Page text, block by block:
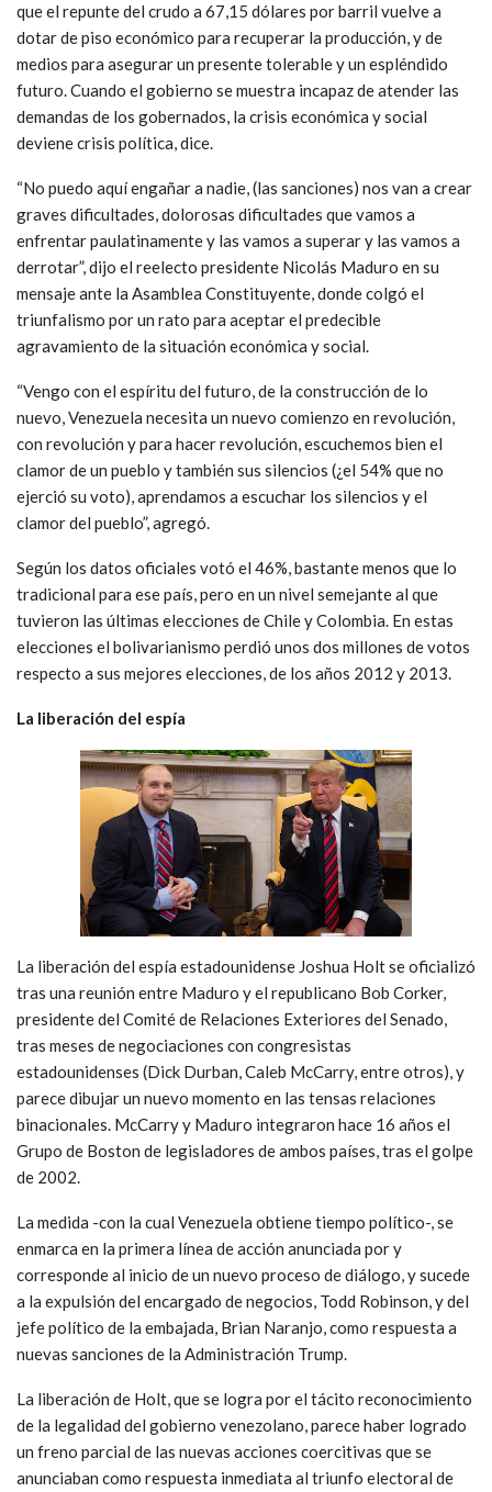
que el repunte del crudo a 67,15 dólares por barril vuelve a
dotar de piso económico para recuperar la producción, y de
medios para asegurar un presente tolerable y un espléndido
futuro. Cuando el gobierno se muestra incapaz de atender las
demandas de los gobernados, la crisis económica y social
deviene crisis política, dice.
“No puedo aquí engañar a nadie, (las sanciones) nos van a crear
graves dificultades, dolorosas dificultades que vamos a
enfrentar paulatinamente y las vamos a superar y las vamos a
derrotar”, dijo el reelecto presidente Nicolás Maduro en su
mensaje ante la Asamblea Constituyente, donde colgó el
triunfalismo por un rato para aceptar el predecible
agravamiento de la situación económica y social.
“Vengo con el espíritu del futuro, de la construcción de lo
nuevo, Venezuela necesita un nuevo comienzo en revolución,
con revolución y para hacer revolución, escuchemos bien el
clamor de un pueblo y también sus silencios (¿el 54% que no
ejerció su voto), aprendamos a escuchar los silencios y el
clamor del pueblo”, agregó.
Según los datos oficiales votó el 46%, bastante menos que lo
tradicional para ese país, pero en un nivel semejante al que
tuvieron las últimas elecciones de Chile y Colombia. En estas
elecciones el bolivarianismo perdió unos dos millones de votos
respecto a sus mejores elecciones, de los años 2012 y 2013.
La liberación del espía
La liberación del espía estadounidense Joshua Holt se oficializó
tras una reunión entre Maduro y el republicano Bob Corker,
presidente del Comité de Relaciones Exteriores del Senado,
tras meses de negociaciones con congresistas
estadounidenses (Dick Durban, Caleb McCarry, entre otros), y
parece dibujar un nuevo momento en las tensas relaciones
binacionales. McCarry y Maduro integraron hace 16 años el
Grupo de Boston de legisladores de ambos países, tras el golpe
de 2002.
La medida -con la cual Venezuela obtiene tiempo político-, se
enmarca en la primera línea de acción anunciada por y
corresponde al inicio de un nuevo proceso de diálogo, y sucede
a la expulsión del encargado de negocios, Todd Robinson, y del
jefe político de la embajada, Brian Naranjo, como respuesta a
nuevas sanciones de la Administración Trump.
La liberación de Holt, que se logra por el tácito reconocimiento
de la legalidad del gobierno venezolano, parece haber logrado
un freno parcial de las nuevas acciones coercitivas que se
anunciaban como respuesta inmediata al triunfo electoral de